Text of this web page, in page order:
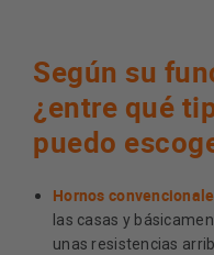
Según su
¿entre qué
puedo
Hornos
las casas y
unas resistencias